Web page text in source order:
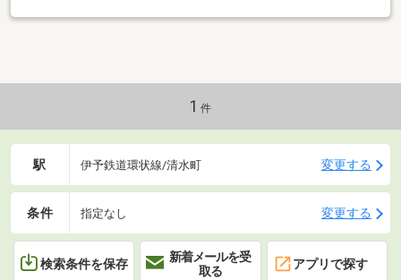
1 件
駅 伊予鉄道環状線/清水町 変更する
条件 指定なし 変更する
検索条件を保存
新着メールを受
取る
アプリで探す